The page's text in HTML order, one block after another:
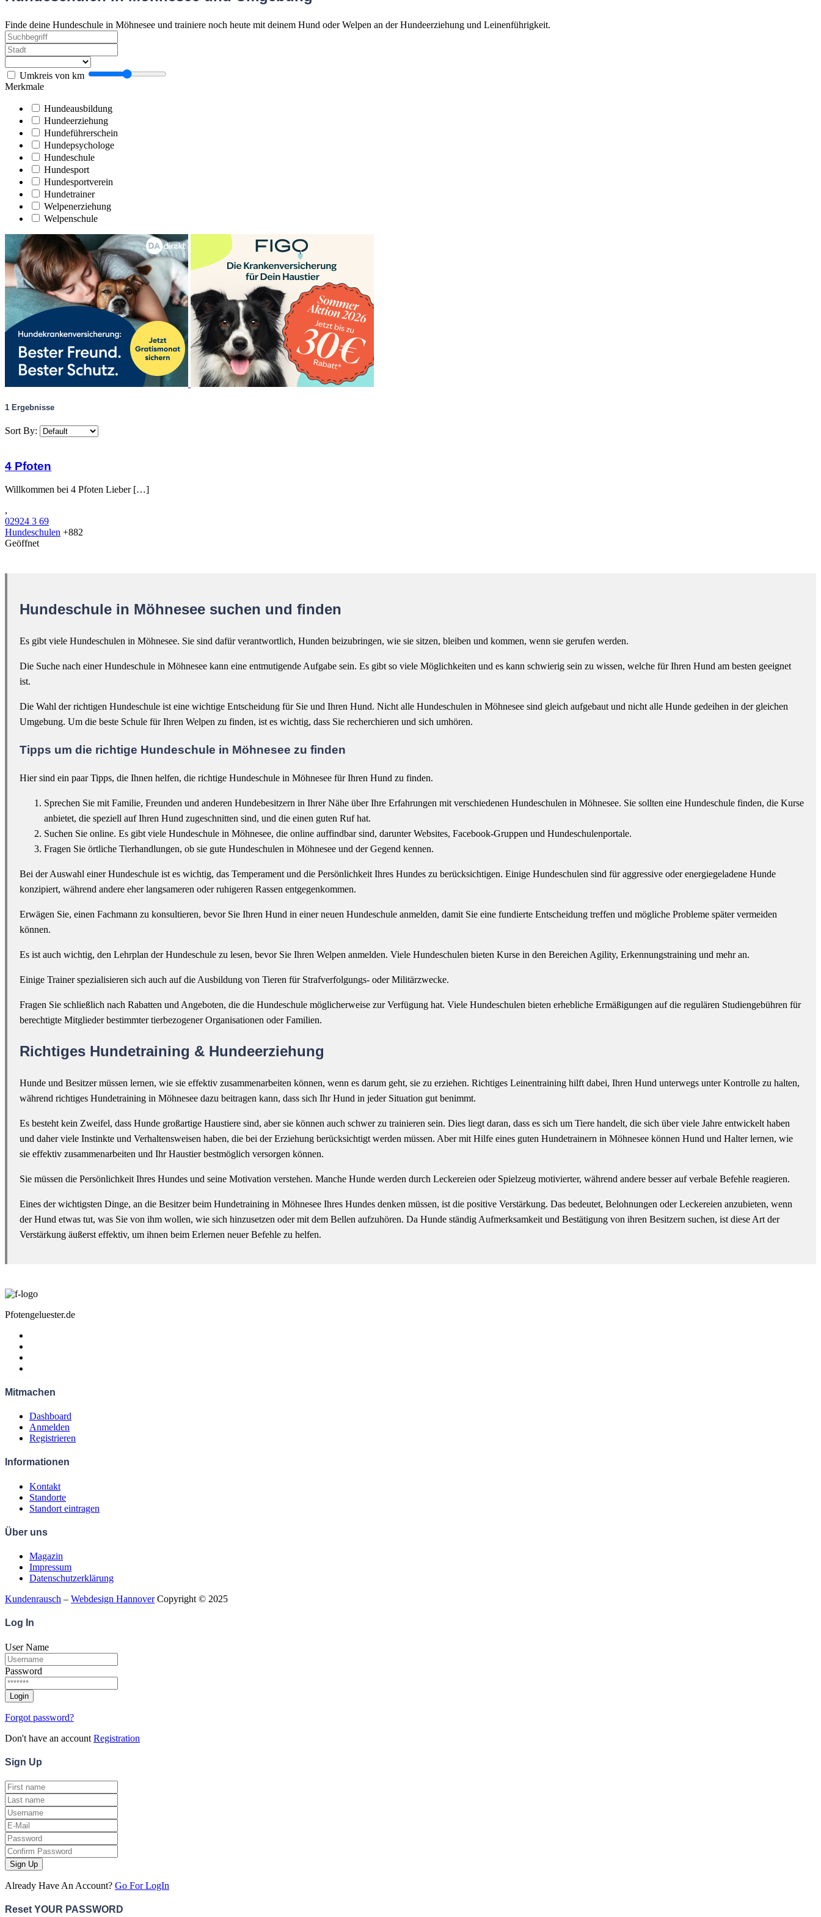
Finde deine Hundeschule in Möhnesee und trainiere noch heute mit deinem Hund oder Welpen an der Hundeerziehung und Leinenführigkeit.
Umkreis von km
Merkmale
Hundeausbildung
Hundeerziehung
Hundeführerschein
Hundepsychologe
Hundeschule
Hundesport
Hundesportverein
Hundetrainer
Welpenerziehung
Welpenschule
1 Ergebnisse
Sort By:
4 Pfoten
Willkommen bei 4 Pfoten Lieber […]
,
02924 3 69
Hundeschulen +882
Geöffnet
Hundeschule in Möhnesee suchen und finden
Es gibt viele Hundeschulen in Möhnesee. Sie sind dafür verantwortlich, Hunden beizubringen, wie sie sitzen, bleiben und kommen, wenn sie gerufen werden.
Die Suche nach einer Hundeschule in Möhnesee kann eine entmutigende Aufgabe sein. Es gibt so viele Möglichkeiten und es kann schwierig sein zu wissen, welche für Ihren Hund am besten geeignet
ist.
Die Wahl der richtigen Hundeschule ist eine wichtige Entscheidung für Sie und Ihren Hund. Nicht alle Hundeschulen in Möhnesee sind gleich aufgebaut und nicht alle Hunde gedeihen in der gleichen
Umgebung. Um die beste Schule für Ihren Welpen zu finden, ist es wichtig, dass Sie recherchieren und sich umhören.
Tipps um die richtige Hundeschule in Möhnesee zu finden
Hier sind ein paar Tipps, die Ihnen helfen, die richtige Hundeschule in Möhnesee für Ihren Hund zu finden.
Sprechen Sie mit Familie, Freunden und anderen Hundebesitzern in Ihrer Nähe über Ihre Erfahrungen mit verschiedenen Hundeschulen in Möhnesee. Sie sollten eine Hundeschule finden, die Kurse
anbietet, die speziell auf Ihren Hund zugeschnitten sind, und die einen guten Ruf hat.
Suchen Sie online. Es gibt viele Hundeschule in Möhnesee, die online auffindbar sind, darunter Websites, Facebook-Gruppen und Hundeschulenportale.
Fragen Sie örtliche Tierhandlungen, ob sie gute Hundeschulen in Möhnesee und der Gegend kennen.
Bei der Auswahl einer Hundeschule ist es wichtig, das Temperament und die Persönlichkeit Ihres Hundes zu berücksichtigen. Einige Hundeschulen sind für aggressive oder energiegeladene Hunde
konzipiert, während andere eher langsameren oder ruhigeren Rassen entgegenkommen.
Erwägen Sie, einen Fachmann zu konsultieren, bevor Sie Ihren Hund in einer neuen Hundeschule anmelden, damit Sie eine fundierte Entscheidung treffen und mögliche Probleme später vermeiden
können.
Es ist auch wichtig, den Lehrplan der Hundeschule zu lesen, bevor Sie Ihren Welpen anmelden. Viele Hundeschulen bieten Kurse in den Bereichen Agility, Erkennungstraining und mehr an.
Einige Trainer spezialisieren sich auch auf die Ausbildung von Tieren für Strafverfolgungs- oder Militärzwecke.
Fragen Sie schließlich nach Rabatten und Angeboten, die die Hundeschule möglicherweise zur Verfügung hat. Viele Hundeschulen bieten erhebliche Ermäßigungen auf die regulären Studiengebühren für
berechtigte Mitglieder bestimmter tierbezogener Organisationen oder Familien.
Richtiges Hundetraining & Hundeerziehung
Hunde und Besitzer müssen lernen, wie sie effektiv zusammenarbeiten können, wenn es darum geht, sie zu erziehen. Richtiges Leinentraining hilft dabei, Ihren Hund unterwegs unter Kontrolle zu halten,
während richtiges Hundetraining in Möhnesee dazu beitragen kann, dass sich Ihr Hund in jeder Situation gut benimmt.
Es besteht kein Zweifel, dass Hunde großartige Haustiere sind, aber sie können auch schwer zu trainieren sein. Dies liegt daran, dass es sich um Tiere handelt, die sich über viele Jahre entwickelt haben
und daher viele Instinkte und Verhaltensweisen haben, die bei der Erziehung berücksichtigt werden müssen. Aber mit Hilfe eines guten Hundetrainern in Möhnesee können Hund und Halter lernen, wie
sie effektiv zusammenarbeiten und Ihr Haustier bestmöglich versorgen können.
Sie müssen die Persönlichkeit Ihres Hundes und seine Motivation verstehen. Manche Hunde werden durch Leckereien oder Spielzeug motivierter, während andere besser auf verbale Befehle reagieren.
Eines der wichtigsten Dinge, an die Besitzer beim Hundetraining in Möhnesee Ihres Hundes denken müssen, ist die positive Verstärkung. Das bedeutet, Belohnungen oder Leckereien anzubieten, wenn
der Hund etwas tut, was Sie von ihm wollen, wie sich hinzusetzen oder mit dem Bellen aufzuhören. Da Hunde ständig Aufmerksamkeit und Bestätigung von ihren Besitzern suchen, ist diese Art der
Verstärkung äußerst effektiv, um ihnen beim Erlernen neuer Befehle zu helfen.
Pfotengeluester.de
Mitmachen
Dashboard
Anmelden
Registrieren
Informationen
Kontakt
Standorte
Standort eintragen
Über uns
Magazin
Impressum
Datenschutzerklärung
Kundenrausch – Webdesign HannoverCopyright © 2025
Log In
User Name
Password
Forgot password?
Don't have an account Registration
Sign Up
Sign Up
Already Have An Account? Go For LogIn
Reset YOUR PASSWORD